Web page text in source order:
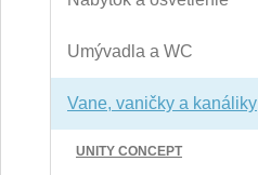
Umývadla a WC
Vane, vaničky a kanáliky
UNITY CONCEPT